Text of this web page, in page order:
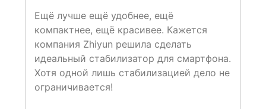
Ещё лучше ещё удобнее, ещё
компактнее, ещё красивее. Кажется
компания Zhiyun решила сделать
идеальный стабилизатор для смартфона.
Хотя одной лишь стабилизацией дело не
ограничивается!